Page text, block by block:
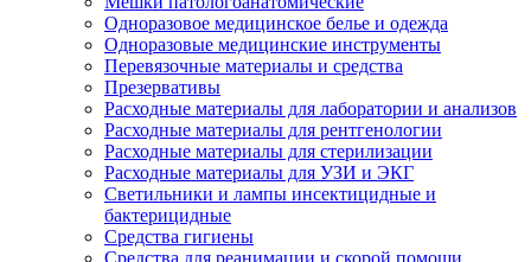
Одноразовое медицинское белье и одежда
Одноразовые медицинские инструменты
Перевязочные материалы и средства
Презервативы
Расходные материалы для лаборатории и анализов
Расходные материалы для рентгенологии
Расходные материалы для стерилизации
Расходные материалы для УЗИ и ЭКГ
Светильники и лампы инсектицидные и
бактерицидные
Средства гигиены
Средства для реанимации и скорой помощи